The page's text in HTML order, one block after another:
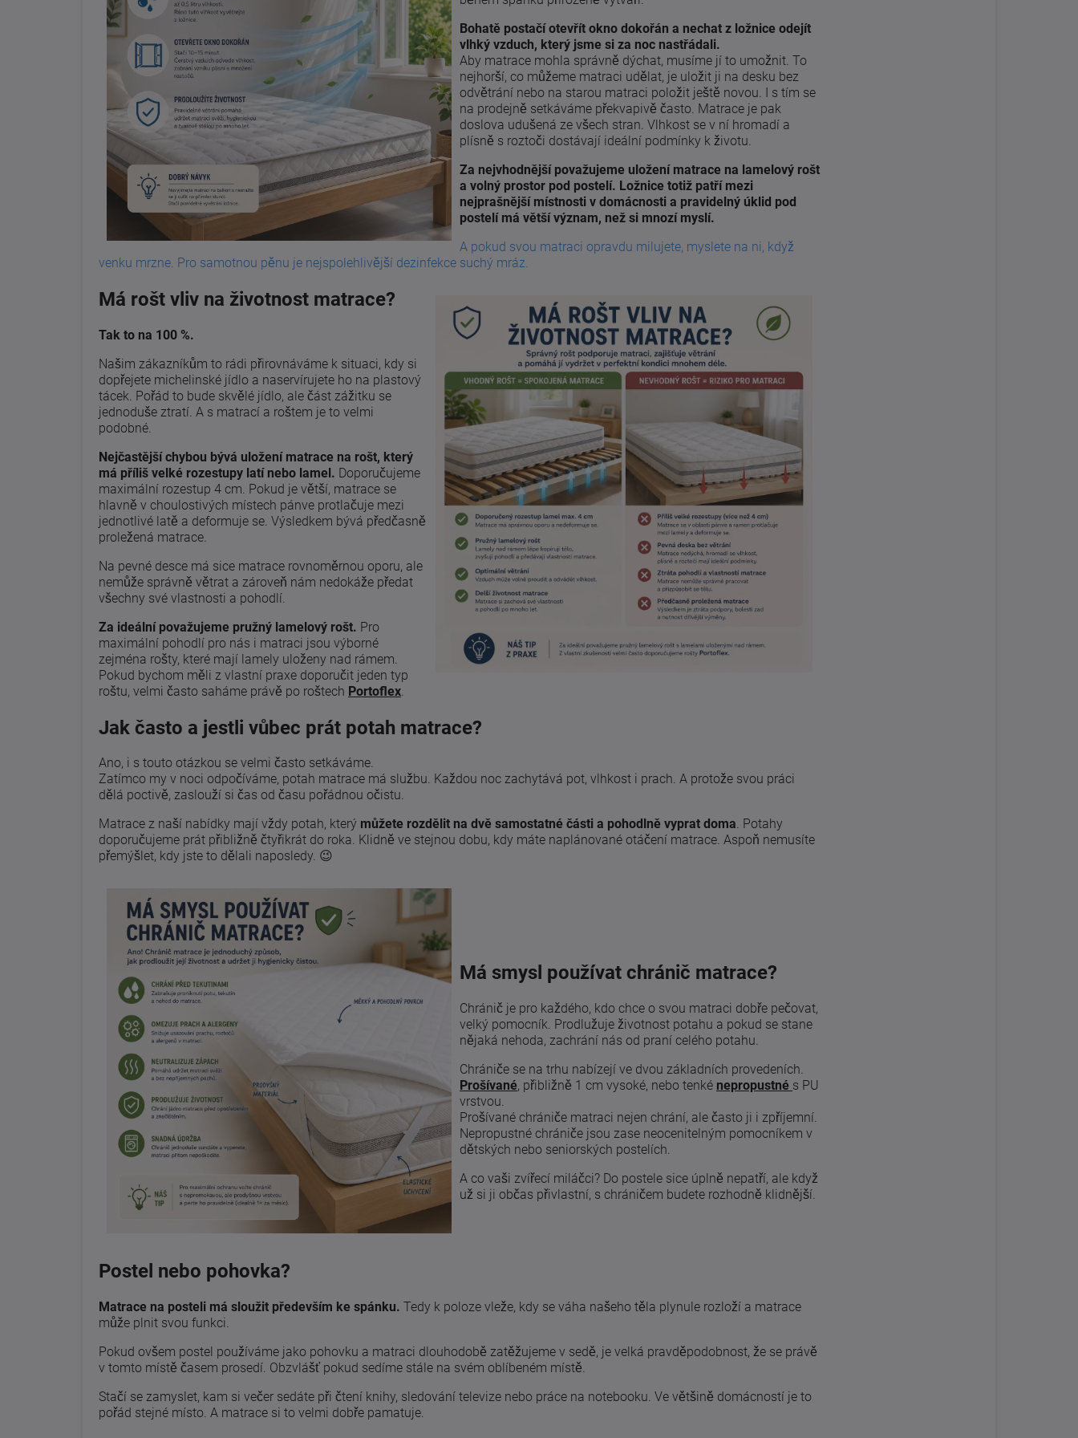
Bohatě postačí otevřít okno dokořán a nechat z ložnice odejít
vlhký vzduch, který jsme si za noc nastřádali.
Aby matrace mohla správně dýchat, musíme jí to umožnit. To
nejhorší, co můžeme matraci udělat, je uložit ji na desku bez
odvětrání nebo na starou matraci položit ještě novou. I s tím se
na prodejně setkáváme překvapivě často. Matrace je pak
doslova udušená ze všech stran. Vlhkost se v ní hromadí a
plísně s roztoči dostávají ideální podmínky k životu.
Za nejvhodnější považujeme uložení matrace na lamelový rošt
a volný prostor pod postelí. Ložnice totiž patří mezi
nejprašnější místnosti v domácnosti a pravidelný úklid pod
postelí má větší význam, než si mnozí myslí.
A pokud svou matraci opravdu milujete, myslete na ni, když
venku mrzne. Pro samotnou pěnu je nejspolehlivější dezinfekce suchý mráz.
Má rošt vliv na životnost matrace?
Tak to na 100 %.
Našim zákazníkům to rádi přirovnáváme k situaci, kdy si
dopřejete michelinské jídlo a naservírujete ho na plastový
tácek. Pořád to bude skvělé jídlo, ale část zážitku se
jednoduše ztratí. A s matrací a roštem je to velmi
podobné.
Nejčastější chybou bývá uložení matrace na rošt, který
má příliš velké rozestupy latí nebo lamel. Doporučujeme
maximální rozestup 4 cm. Pokud je větší, matrace se
hlavně v choulostivých místech pánve protlačuje mezi
jednotlivé latě a deformuje se. Výsledkem bývá předčasně
proležená matrace.
Na pevné desce má sice matrace rovnoměrnou oporu, ale
nemůže správně větrat a zároveň nám nedokáže předat
všechny své vlastnosti a pohodlí.
Za ideální považujeme pružný lamelový rošt. Pro
maximální pohodlí pro nás i matraci jsou výborné
zejména rošty, které mají lamely uloženy nad rámem.
Pokud bychom měli z vlastní praxe doporučit jeden typ
roštu, velmi často saháme právě po roštech Portoflex
Jak často a jestli vůbec prát potah matrace?
Ano, i s touto otázkou se velmi často setkáváme.
Zatímco my v noci odpočíváme, potah matrace má službu. Každou noc zachytává pot, vlhkost i prach. A protože svou práci
dělá poctivě, zaslouží si čas od času pořádnou očistu.
Matrace z naší nabídky mají vždy potah, který můžete rozdělit na dvě samostatné části a pohodlně vyprat doma. Potahy
doporučujeme prát přibližně čtyřikrát do roka. Klidně ve stejnou dobu, kdy máte naplánované otáčení matrace. Aspoň nemusíte
přemýšlet, kdy jste to dělali naposledy. 😉
Má smysl používat chránič matrace?
Chránič je pro každého, kdo chce o svou matraci dobře pečovat,
velký pomocník. Prodlužuje životnost potahu a pokud se stane
nějaká nehoda, zachrání nás od praní celého potahu.
Chrániče se na trhu nabízejí ve dvou základních provedeních.
Prošívané, přibližně 1 cm vysoké, nebo tenké nepropustné s PU
vrstvou.
Prošívané chrániče matraci nejen chrání, ale často ji i zpříjemní.
Nepropustné chrániče jsou zase neocenitelným pomocníkem v
dětských nebo seniorských postelích.
A co vaši zvířecí miláčci? Do postele sice úplně nepatří, ale když
už si ji občas přivlastní, s chráničem budete rozhodně klidnější.
Postel nebo pohovka?
Matrace na posteli má sloužit především ke spánku. Tedy k poloze vleže, kdy se váha našeho těla plynule rozloží a matrace
může plnit svou funkci.
Pokud ovšem postel používáme jako pohovku a matraci dlouhodobě zatěžujeme v sedě, je velká pravděpodobnost, že se právě
v tomto místě časem prosedí. Obzvlášť pokud sedíme stále na svém oblíbeném místě.
Stačí se zamyslet, kam si večer sedáte při čtení knihy, sledování televize nebo práce na notebooku. Ve většině domácností je to
pořád stejné místo. A matrace si to velmi dobře pamatuje.